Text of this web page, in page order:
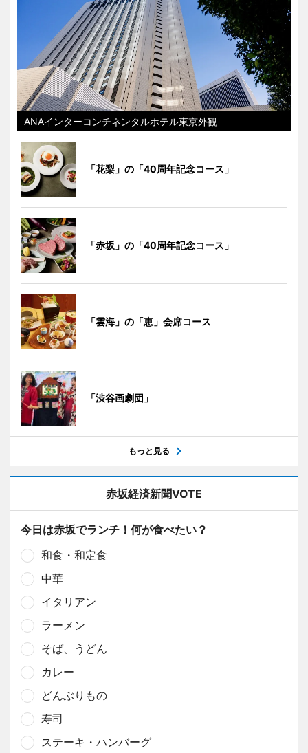
ANAインターコンチネンタルホテル東京外観
「花梨」の「40周年記念コース」
「赤坂」の「40周年記念コース」
「雲海」の「恵」会席コース
「渋谷画劇団」
もっと見る
赤坂経済新聞VOTE
今日は赤坂でランチ！何が食べたい？
和食・和定食
中華
イタリアン
ラーメン
そば、うどん
カレー
どんぶりもの
寿司
ステーキ・ハンバーグ